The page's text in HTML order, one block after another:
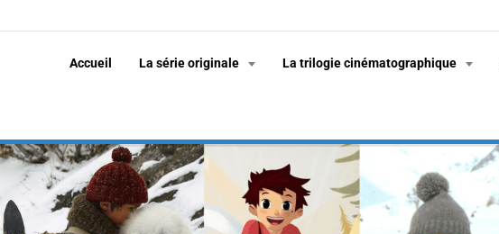
Accueil La série originale La trilogie cinématographique